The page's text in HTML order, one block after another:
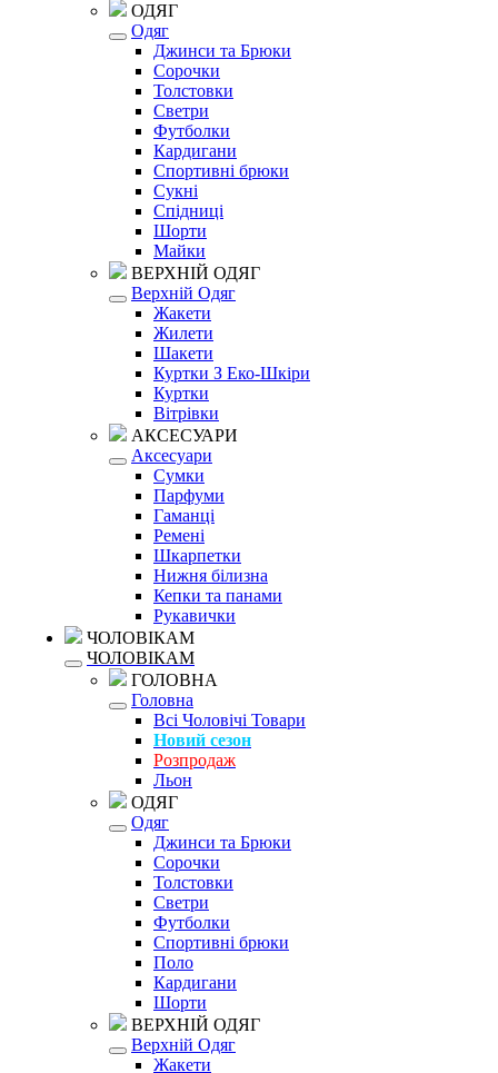
ОДЯГ
Одяг
Джинси та Брюки
Сорочки
Толстовки
Светри
Футболки
Кардигани
Спортивні брюки
Сукні
Спідниці
Шорти
Майки
ВЕРХНІЙ ОДЯГ
Верхній Одяг
Жакети
Жилети
Шакети
Куртки З Еко-Шкіри
Куртки
Вітрівки
АКСЕСУАРИ
Аксесуари
Сумки
Парфуми
Гаманці
Ремені
Шкарпетки
Нижня білизна
Кепки та панами
Рукавички
ЧОЛОВІКАМ
ЧОЛОВІКАМ
ГОЛОВНА
Головна
Всі Чоловічі Товари
Новий сезон
Розпродаж
Льон
ОДЯГ
Одяг
Джинси та Брюки
Сорочки
Толстовки
Светри
Футболки
Спортивні брюки
Поло
Кардигани
Шорти
ВЕРХНІЙ ОДЯГ
Верхній Одяг
Жакети